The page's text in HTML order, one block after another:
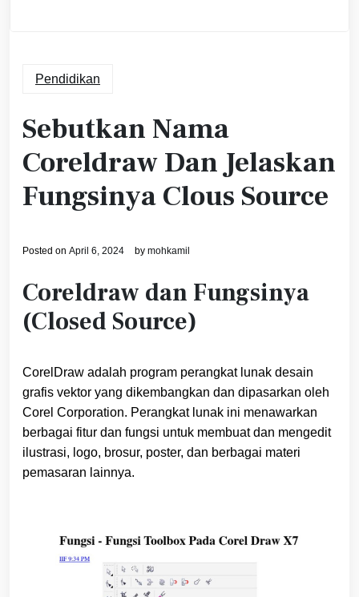
Pendidikan
Sebutkan Nama
Coreldraw Dan Jelaskan
Fungsinya Clous Source
Posted on April 6, 2024 by mohkamil
Coreldraw dan Fungsinya
(Closed Source)
CorelDraw adalah program perangkat lunak desain
grafis vektor yang dikembangkan dan dipasarkan oleh
Corel Corporation. Perangkat lunak ini menawarkan
berbagai fitur dan fungsi untuk membuat dan mengedit
ilustrasi, logo, brosur, poster, dan berbagai materi
pemasaran lainnya.